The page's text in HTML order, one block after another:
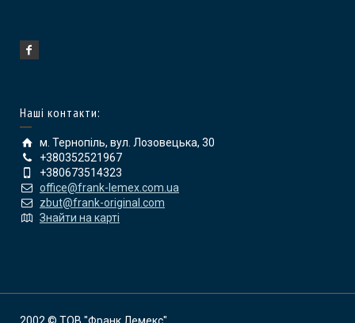
Наші контакти:
м. Тернопіль, вул. Лозовецька, 30
+380352521967
+380673514323
office@frank-lemex.com.ua
zbut@frank-original.com
Знайти на карті